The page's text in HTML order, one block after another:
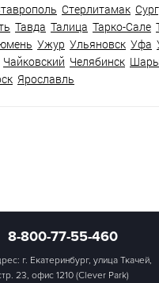
Стерлитамак
Тавда Талица Тарко-Сале
Ужур Ульяновск Уфа
Чайковский Челябинск
Ярославль
8-800-77-55-460
г. Екатеринбург, улица Ткачей,
23, офис 1210 (Clever Park)